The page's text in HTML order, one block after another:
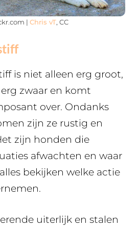
| Chris vT, CC
is niet alleen erg groot,
zwaar en komt
over. Ondanks
zijn ze rustig en
zijn honden die
afwachten en waar
bekijken welke actie
uiterlijk en stalen